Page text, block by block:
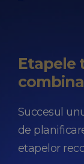
Etapele
Succesul
de
etapelor